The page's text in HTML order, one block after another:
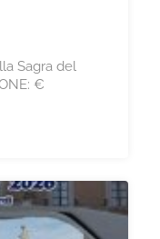
Sagra del
€